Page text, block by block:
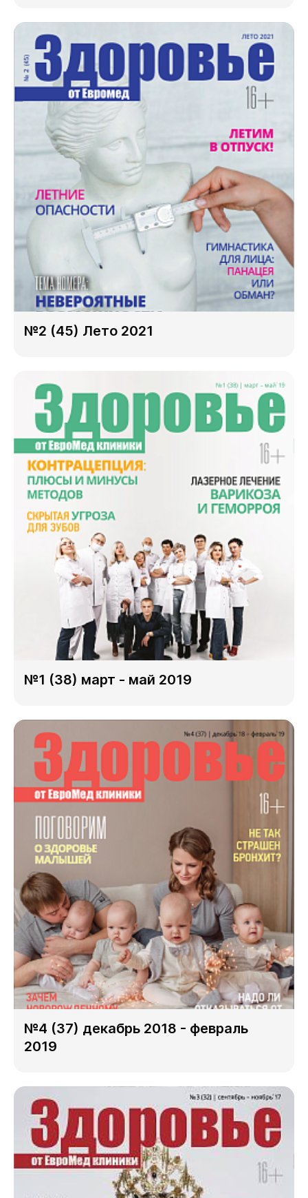
№2 (45) Лето 2021
№1 (38) март - май 2019
№4 (37) декабрь 2018 - февраль
2019